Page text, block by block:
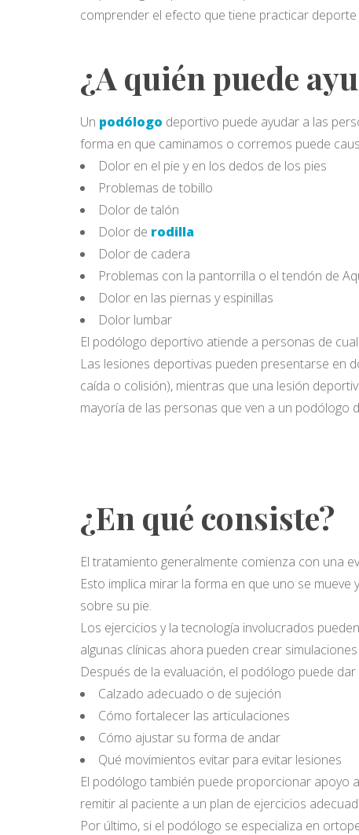
comprender el efecto que tiene practicar
¿A quién puede
Un podólogo deportivo puede ayudar a las
forma en que caminamos o corremos puede
Dolor en el pie y en los dedos de los pies
Problemas de tobillo
Dolor de talón
Dolor de rodilla
Dolor de cadera
Problemas con la pantorrilla o el tendón de
Dolor en las piernas y espinillas
Dolor lumbar
El podólogo deportivo atiende a personas de
Las lesiones deportivas pueden presentarse en
caída o colisión), mientras que una lesión
mayoría de las personas que ven a un
¿En qué consiste?
El tratamiento generalmente comienza con una
Esto implica mirar la forma en que uno se
sobre su pie.
Los ejercicios y la tecnología involucrados
algunas clínicas ahora pueden crear
Después de la evaluación, el podólogo puede
Calzado adecuado o de sujeción
Cómo fortalecer las articulaciones
Cómo ajustar su forma de andar
Qué movimientos evitar para evitar lesiones
El podólogo también puede proporcionar apoyo
remitir al paciente a un plan de ejercicios
Por último, si el podólogo se especializa en